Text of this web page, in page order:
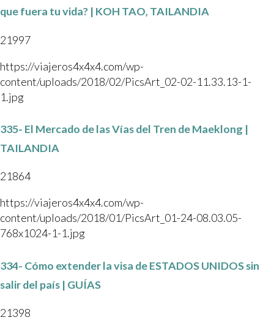
que fuera tu vida? | KOH TAO, TAILANDIA
21997
https://viajeros4x4x4.com/wp-
content/uploads/2018/02/PicsArt_02-02-11.33.13-1-
1.jpg
335- El Mercado de las Vías del Tren de Maeklong |
TAILANDIA
21864
https://viajeros4x4x4.com/wp-
content/uploads/2018/01/PicsArt_01-24-08.03.05-
768x1024-1-1.jpg
334- Cómo extender la visa de ESTADOS UNIDOS sin
salir del país | GUÍAS
21398